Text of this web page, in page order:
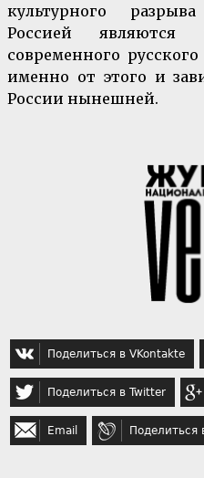
культурного
Россией являются
современного
именно от этого и
России нынешней.
Поделиться в VKontakte
Поделиться в Twitter
Email Поделиться